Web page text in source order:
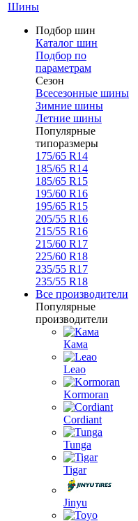
Шины
Подбор шин
Каталог шин
Подбор по
параметрам
Сезон
Всесезонные шины
Зимние шины
Летние шины
Популярные
типоразмеры
175/65 R14
185/65 R14
185/65 R15
195/60 R16
195/65 R15
205/55 R16
215/55 R16
215/60 R17
225/60 R18
235/55 R17
235/55 R18
Все производители
Популярные
производители
Кама
Leao
Kormoran
Cordiant
Tunga
Tigar
Jinyu